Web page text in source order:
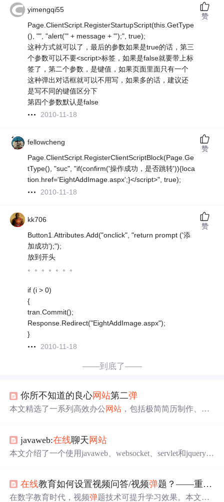
yimengqi55
Page.ClientScript.RegisterStartupScript(this.GetType
(), "", "alert('" + message + "');", true);
这种方式就可以了，最后的参数如果是true的话，第三
个参数可以不要<script>标签，如果是false就要带上标
签了，第二个参数，是键值，如果页面里面只有一个
这种弹出对话框就可以不用写，如果多的话，建议还
是写不同的键值区分下
第四个参数默认是false
2010-11-18
赞
fellowcheng
Page.ClientScript.RegisterClientScriptBlock(Page.Ge
tType(), "suc", "if(confirm('操作成功，是否跳转')){loca
tion.href='EightAddImage.aspx';}</script>", true);
2010-11-18
赞
kk706
Button1.Attributes.Add("onclick", "return prompt ('添
加成功');");
放到开头
。。。。。。。
if (i > 0)
{
tran.Commit();
Response.Redirect("EightAddImage.aspx");
}
2010-11-18
赞
——到底了——
你所不知道的良心网站第二弹
本文精选了一系列高效办公网站 ，包括极简简历制作、Lo
javaweb:在线聊天 网站
本文介绍了一个使用javaweb、websocket、servlet和jquery构
细讲解了网页结构、websocket的原理和使用，以及在实现
过程中遇到的中 文乱码问题等。
在线教育如何设置视频问答/视频弹题？——重塑
在数字教育时代，视频弹题技术可提升学习效果。本文介